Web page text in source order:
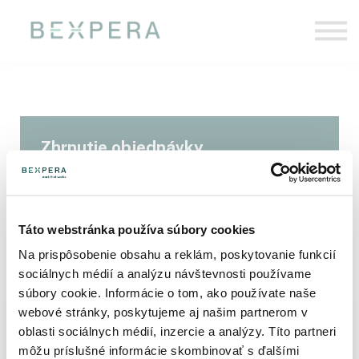
Táto webstránka používa súbory cookies
Na prispôsobenie obsahu a reklám, poskytovanie funkcií
sociálnych médií a analýzu návštevnosti používame
súbory cookie. Informácie o tom, ako používate naše
webové stránky, poskytujeme aj našim partnerom v
oblasti sociálnych médií, inzercie a analýzy. Títo partneri
môžu príslušné informácie skombinovať s ďalšími
Pre firmy
Zhrnutie objednávky
Kurz
Ojoj, vyskytol sa problém
The stripe gateway is not properly setup.